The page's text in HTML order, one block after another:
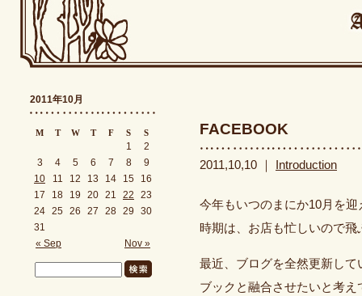
FACEBOOK
2011,10,10 ｜ Introduction
今年もいつのまにか10月を
時期は、お店も忙しいので
最近、ブログを全然更新し
ブックと融合させたいと考え
2011年10月
M T W T F S S
« Sep Nov »
1
2
3
4 5 6 7 8
9
10
11 12 13 14 15
16
17
18 19 20 21 22
23
24 25 26 27 28 29
30
31